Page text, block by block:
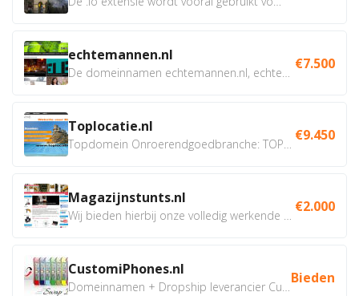
echtemannen.nl €7.500
Toplocatie.nl €9.450
Magazijnstunts.nl €2.000
CustomiPhones.nl Bieden